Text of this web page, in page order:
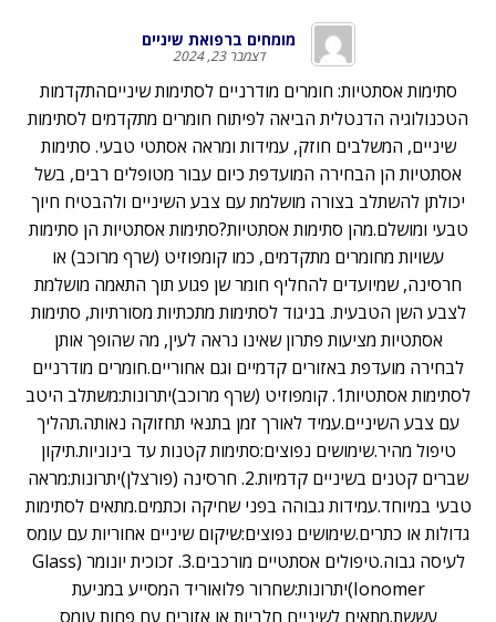
מומחים ברפואת שיניים
דצמבר 23, 2024
סתימות אסתטיות: חומרים מודרניים לסתימות שינייםהתקדמות
הטכנולוגיה הדנטלית הביאה לפיתוח חומרים מתקדמים לסתימות
שיניים, המשלבים חוזק, עמידות ומראה אסתטי טבעי. סתימות
אסתטיות הן הבחירה המועדפת כיום עבור מטופלים רבים, בשל
יכולתן להשתלב בצורה מושלמת עם צבע השיניים ולהבטיח חיוך
טבעי ומושלם.מהן סתימות אסתטיות?סתימות אסתטיות הן סתימות
עשויות מחומרים מתקדמים, כמו קומפוזיט (שרף מרוכב) או
חרסינה, שמיועדים להחליף חומר שן פגוע תוך התאמה מושלמת
לצבע השן הטבעית. בניגוד לסתימות מתכתיות מסורתיות, סתימות
אסתטיות מציעות פתרון שאינו נראה לעין, מה שהופך אותן
לבחירה מועדפת באזורים קדמיים וגם אחוריים.חומרים מודרניים
לסתימות אסתטיות1. קומפוזיט (שרף מרוכב)יתרונות:משתלב היטב
עם צבע השיניים.עמיד לאורך זמן בתנאי תחזוקה נאותה.תהליך
טיפול מהיר.שימושים נפוצים:סתימות קטנות עד בינוניות.תיקון
שברים קטנים בשיניים קדמיות.2. חרסינה (פורצלן)יתרונות:מראה
טבעי במיוחד.עמידות גבוהה בפני שחיקה וכתמים.מתאים לסתימות
גדולות או כתרים.שימושים נפוצים:שיקום שיניים אחוריות עם עומס
לעיסה גבוה.טיפולים אסתטיים מורכבים.3. זכוכית יונומר (Glass
Ionomer)יתרונות:שחרור פלואוריד המסייע במניעת
עששת.מתאים לשיניים חלביות או אזורים עם פחות עומס